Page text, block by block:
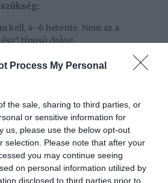
Process My Personal
the sale, sharing to third parties, or
or sensitive information for
us, please use the below opt-out
selection. Please note that after your
you may continue seeing
on personal information utilized by
disclosed to third parties prior to
kell, 4–6 hetente. Nem az a
típusú dolog.
nem ajánlott:
ekcémád van az adott
anyajegy, érdemes előtte